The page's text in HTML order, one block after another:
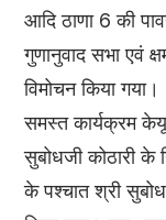
आदि ठाणा 6 की
गुणानुवाद सभा एवं
विमोचन किया गया।
समस्त कार्यक्रम
सुबोधजी कोठारी
के पश्चात श्री